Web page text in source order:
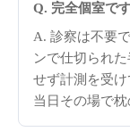
Q. 完全個室で
A. 診察は不要
ンで仕切られ
せず計測を受
当日その場で枕